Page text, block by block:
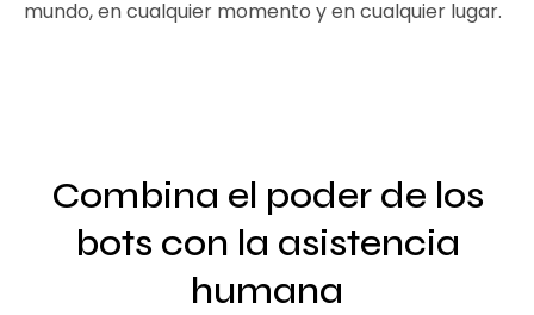
mundo, en cualquier momento y en cualquier lugar.
Combina el poder de los
bots con la asistencia
humana